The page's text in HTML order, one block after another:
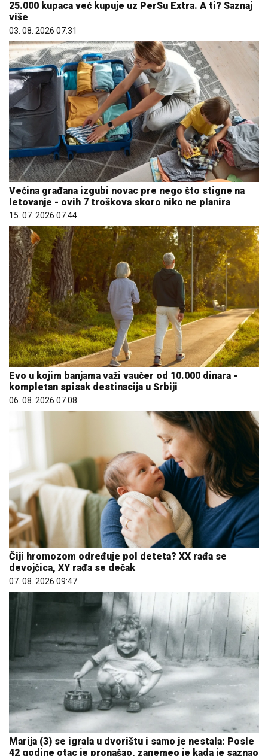
25.000 kupaca već kupuje uz PerSu Extra. A ti? Saznaj
više
03. 08. 2026 07:31
Većina građana izgubi novac pre nego što stigne na
letovanje - ovih 7 troškova skoro niko ne planira
15. 07. 2026 07:44
Evo u kojim banjama važi vaučer od 10.000 dinara -
kompletan spisak destinacija u Srbiji
06. 08. 2026 07:08
Čiji hromozom određuje pol deteta? XX rađa se
devojčica, XY rađa se dečak
07. 08. 2026 09:47
Marija (3) se igrala u dvorištu i samo je nestala: Posle
42 godine otac je pronašao, zanemeo je kada je saznao